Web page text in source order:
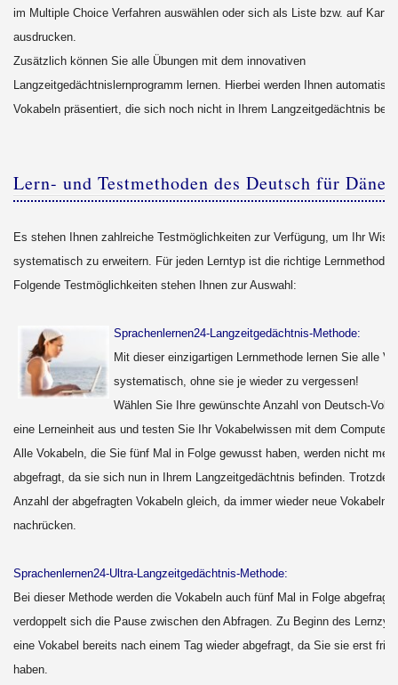
im Multiple Choice Verfahren auswählen oder sich als Liste bzw. auf
ausdrucken.
Zusätzlich können Sie alle Übungen mit dem innovativen
Langzeitgedächtnislernprogramm lernen. Hierbei werden Ihnen
Vokabeln präsentiert, die sich noch nicht in Ihrem Langzeitgedächtnis
Lern- und Testmethoden des Deutsch für
Es stehen Ihnen zahlreiche Testmöglichkeiten zur Verfügung, um Ihr
systematisch zu erweitern. Für jeden Lerntyp ist die richtige Lernmethode
Folgende Testmöglichkeiten stehen Ihnen zur Auswahl:
Sprachenlernen24-Langzeitgedächtnis-Methode:
Mit dieser einzigartigen Lernmethode lernen Sie alle
systematisch, ohne sie je wieder zu vergessen!
Wählen Sie Ihre gewünschte Anzahl von Deutsch-
eine Lerneinheit aus und testen Sie Ihr Vokabelwissen mit dem Computer.
Alle Vokabeln, die Sie fünf Mal in Folge gewusst haben, werden nicht mehr
abgefragt, da sie sich nun in Ihrem Langzeitgedächtnis befinden.
Anzahl der abgefragten Vokabeln gleich, da immer wieder neue Vokabeln
nachrücken.
Sprachenlernen24-Ultra-Langzeitgedächtnis-Methode:
Bei dieser Methode werden die Vokabeln auch fünf Mal in Folge
verdoppelt sich die Pause zwischen den Abfragen. Zu Beginn des
eine Vokabel bereits nach einem Tag wieder abgefragt, da Sie sie erst
haben.